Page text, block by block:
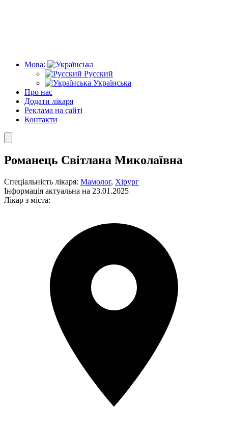
Мова:
Русский
Українська
Про нас
Додати лікаря
Реклама на сайті
Контакти
Романець Світлана Миколаївна
Спеціальність лікаря: Мамолог, Хірург
Інформація актуальна на 23.01.2025
Лікар з міста: